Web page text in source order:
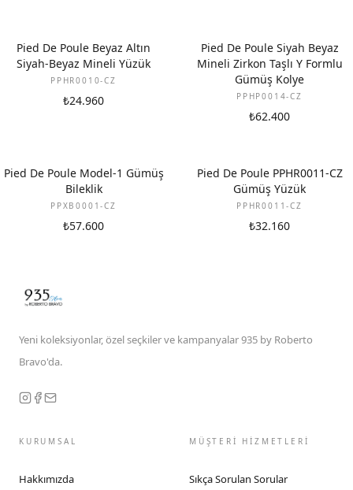
YENI
Pied De Poule Beyaz Altın
Siyah-Beyaz Mineli Yüzük
PPHR0010-CZ
₺24.960
Pied De Poule Siyah Beyaz
Mineli Zirkon Taşlı Y Formlu
Gümüş Kolye
PPHP0014-CZ
₺62.400
Pied De Poule Model-1 Gümüş
Bileklik
PPXB0001-CZ
₺57.600
Pied De Poule PPHR0011-CZ
Gümüş Yüzük
PPHR0011-CZ
₺32.160
Yeni koleksiyonlar, özel seçkiler ve kampanyalar 935 by Roberto
Bravo'da.
KURUMSAL
Hakkımızda
MÜŞTERİ HİZMETLERİ
Sıkça Sorulan Sorular